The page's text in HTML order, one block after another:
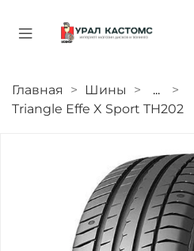
Главная Шины
...
Triangle Effe X Sport TH202